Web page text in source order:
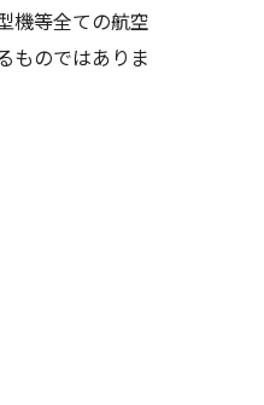
機等全ての航空
ものではありま